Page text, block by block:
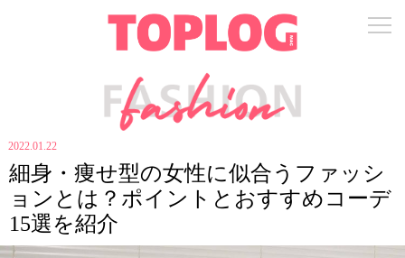
2022.01.22
細身・痩せ型の女性に似合うファッシ
ョンとは？ポイントとおすすめコーデ
15選を紹介